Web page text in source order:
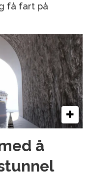
få fart på
å